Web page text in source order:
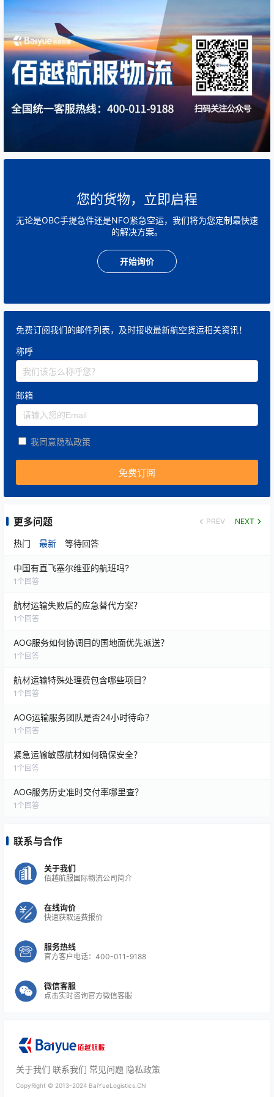
您的货物，立即启程
无论是OBC手提急件还是NFO紧急空运，我们将为您定制最快速
的解决方案。
开始询价
免费订阅我们的邮件列表，及时接收最新航空货运相关资讯！
称呼
邮箱
我同意隐私政策
更多问题 PREV NEXT
热门 最新 等待回答
中国有直飞塞尔维亚的航班吗?
1 个回答
航材运输失败后的应急替代方案？
1 个回答
AOG服务如何协调目的国地面优先派送？
1 个回答
航材运输特殊处理费包含哪些项目？
1 个回答
AOG运输服务团队是否24小时待命？
1 个回答
紧急运输敏感航材如何确保安全？
1 个回答
AOG服务历史准时交付率哪里查？
1 个回答
联系与合作
关于我们
佰越航服国际物流公司简介
在线询价
快速获取运费报价
服务热线
官方客户电话：400-011-9188
微信客服
点击实时咨询官方微信客服
关于我们 联系我们 常见问题 隐私政策
CopyRight © 2013-2024 BaiYueLogistics.CN